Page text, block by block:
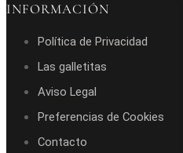
INFORMACIÓN
Política de Privacidad
Las galletitas
Aviso Legal
Preferencias de Cookies
Contacto